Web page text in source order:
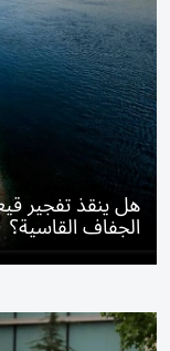
هل ينقذ تفجير
الجفاف القاسية؟